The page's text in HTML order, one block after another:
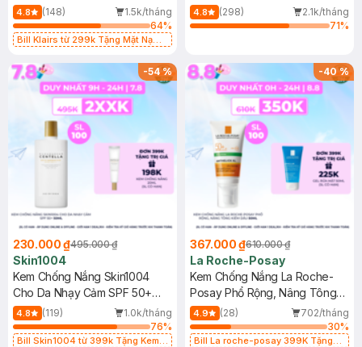
4.8 (148)
1.5k/tháng
64%
Bill Klairs từ 299k Tặng Mặt Nạ
25ml (SL Có Hạn)
400ml
4.8 (298)
2.1k/tháng
71%
-54%
230.000 ₫495.000 ₫
Skin1004
Kem Chống Nắng Skin1004
Cho Da Nhạy Cảm SPF 50+
50ml
4.8 (119)
1.0k/tháng
76%
Bill Skin1004 từ 399k Tặng Kem
-40%
367.000 ₫610.000 ₫
La Roche-Posay
Kem Chống Nắng La Roche-
Posay Phổ Rộng, Nâng Tông
Kiềm Dầu 50ml
4.9 (28)
702/tháng
30%
Bill La roche-posay 399K Tặng